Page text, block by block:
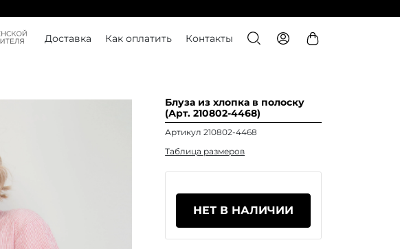
Доставка Как оплатить Контакты
Блуза из хлопка в полоску
(Арт. 210802-4468)
Артикул 210802-4468
Таблица размеров
НЕТ В НАЛИЧИИ